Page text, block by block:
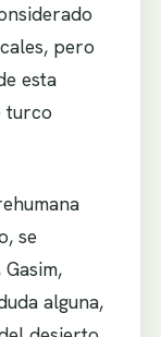
pero
esta
turco
se
alguna,